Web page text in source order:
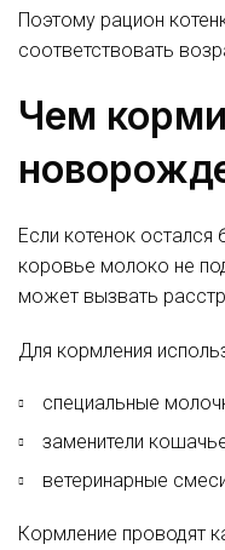
Поэтому рацион
соответствовать
Чем
Если котенок
коровье молоко не
может вызвать
Для кормления
специальные
заменители
ветеринарные
Кормление проводят